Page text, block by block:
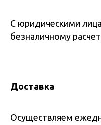
С юридическими
безналичному
Доставка
Осуществляем